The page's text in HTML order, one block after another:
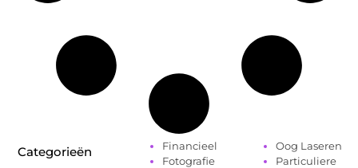
Categorieën
Financieel
Fotografie
Oog Laseren
Particuliere